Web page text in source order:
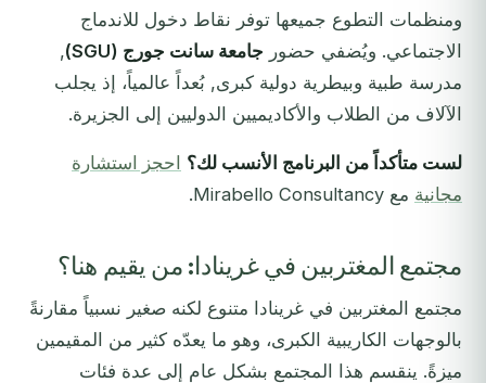
ومنظمات التطوع جميعها توفر نقاط دخول للاندماج
الاجتماعي. ويُضفي حضور جامعة سانت جورج (SGU)
,
مدرسة طبية وبيطرية دولية كبرى, بُعداً عالمياً، إذ يجلب
الآلاف من الطلاب والأكاديميين الدوليين إلى الجزيرة.
لست متأكداً من البرنامج الأنسب لك؟ احجز استشارة
مجانية مع Mirabello Consultancy.
مجتمع المغتربين في غرينادا: من يقيم هنا؟
مجتمع المغتربين في غرينادا متنوع لكنه صغير نسبياً مقارنةً
بالوجهات الكاريبية الكبرى، وهو ما يعدّه كثير من المقيمين
ميزةً. ينقسم هذا المجتمع بشكل عام إلى عدة فئات